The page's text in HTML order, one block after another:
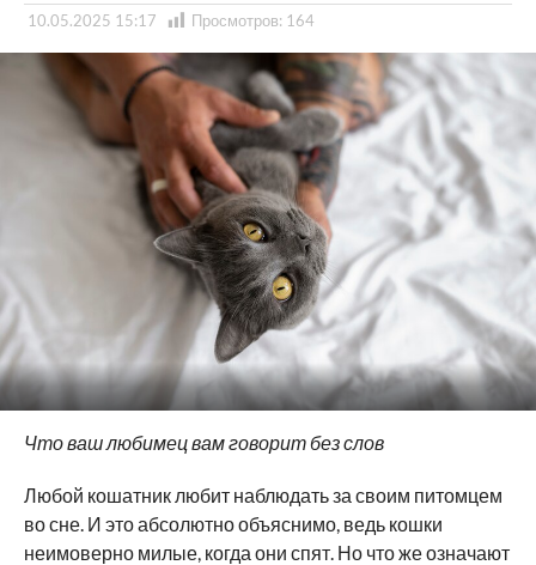
10.05.2025 15:17 Просмотров: 164
Что ваш любимец вам говорит без слов
Любой кошатник любит наблюдать за своим питомцем
во сне. И это абсолютно объяснимо, ведь кошки
неимоверно милые, когда они спят. Но что же означают